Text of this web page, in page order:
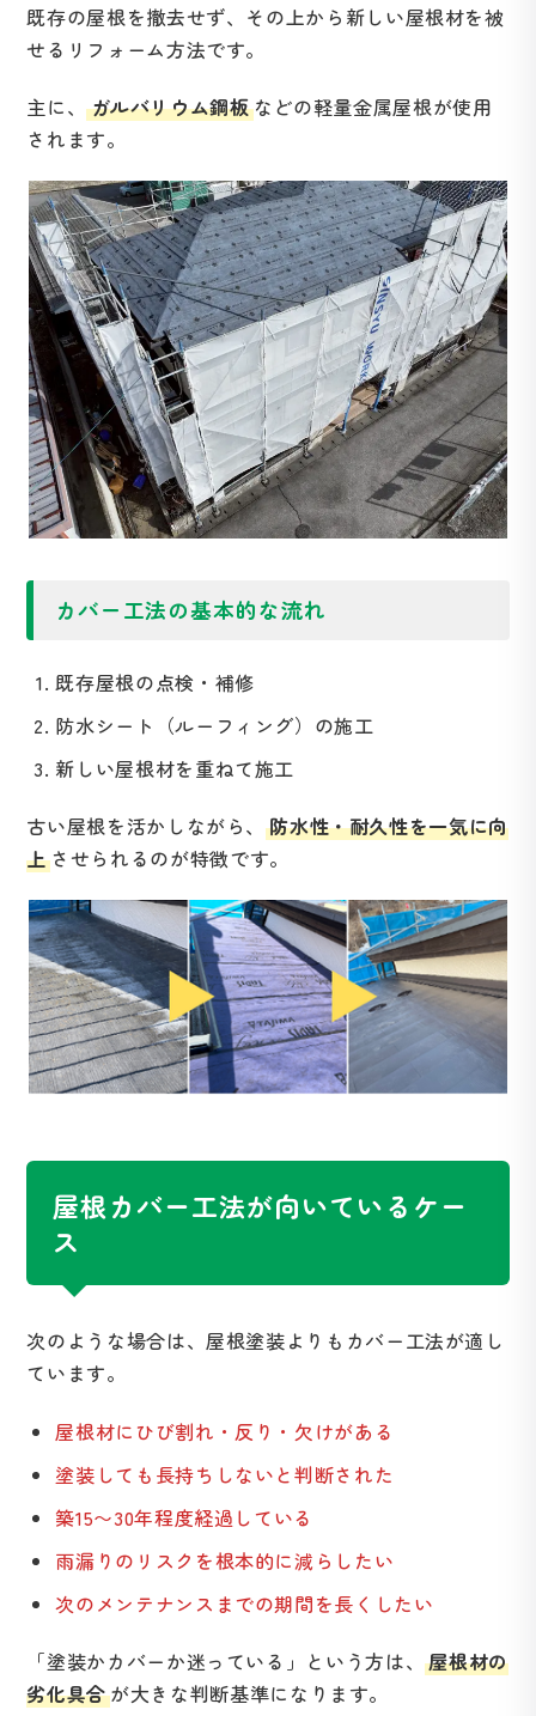
既存の屋根を撤去せず、その上から新しい屋根材を被
せるリフォーム方法です。
主に、ガルバリウム鋼板などの軽量金属屋根が使用
されます。
カバー工法の基本的な流れ
既存屋根の点検・補修
防水シート（ルーフィング）の施工
新しい屋根材を重ねて施工
古い屋根を活かしながら、防水性・耐久性を一気に向
上 させられるのが特徴です。
屋根カバー工法が向いているケー
ス
次のような場合は、屋根塗装よりもカバー工法が適し
ています。
屋根材にひび割れ・反り・欠けがある
塗装しても長持ちしないと判断された
築15〜30年程度経過している
雨漏りのリスクを根本的に減らしたい
次のメンテナンスまでの期間を長くしたい
「塗装かカバーか迷っている」という方は、屋根材の
劣化具合が大きな判断基準になります。